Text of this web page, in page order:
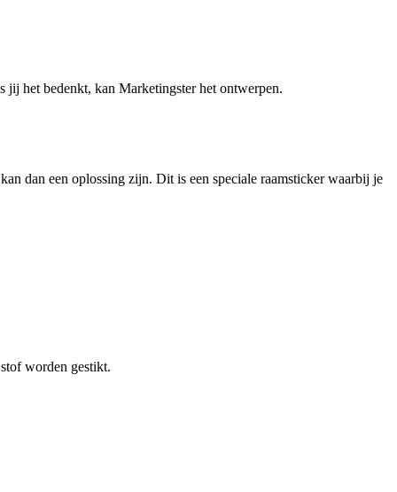
het bedenkt, kan Marketingster het ontwerpen.
dan een oplossing zijn. Dit is een speciale raamsticker waarbij je
worden gestikt.